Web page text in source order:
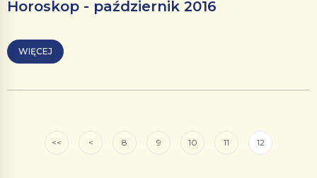
Horoskop - październik 2016
WIĘCEJ
<< < 8 9 10 11 12